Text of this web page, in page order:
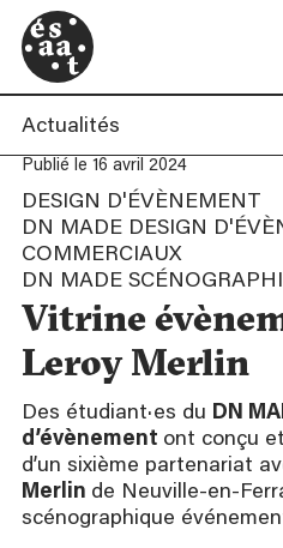
Actualités
Publié le 16 avril 2024
DESIGN D'ÉVÈNEMENT
DN MADE DESIGN
COMMERCIAUX
DN MADE
Vitrine
Leroy Merlin
Des étudiant·es du DN
d’évènement ont conçu
d’un sixième partenariat
Merlin de Neuville-en-
scénographique